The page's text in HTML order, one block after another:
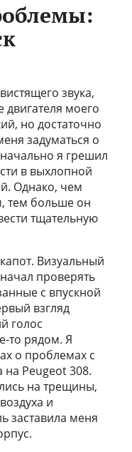
звука,
двигателя моего
но достаточно
задуматься о
я грешил
в выхлопной
Однако, чем
тем больше он
тщательную
Визуальный
проверять
с впускной
взгляд
голос
то рядом. Я
о проблемах с
Peugeot 308.
на трещины,
и
заставила меня